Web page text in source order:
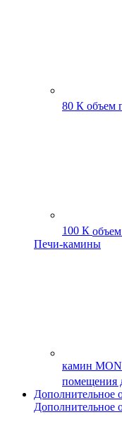
80 К объем
100 К
Печи-камины
камин
помещения
Дополнительное
Дополнительное